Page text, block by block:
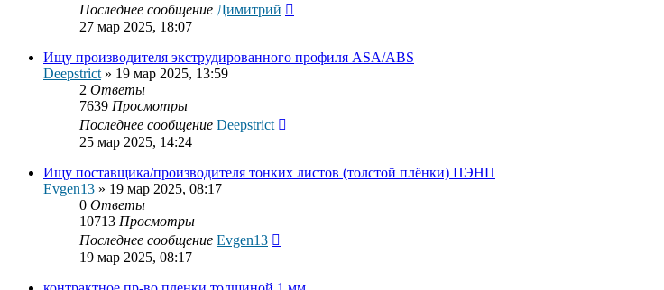
Последнее сообщение Димитрий
27 мар 2025, 18:07
Ищу производителя экструдированного профиля ASA/ABS
Deepstrict» 19 мар 2025, 13:59
2 Ответы
7639 Просмотры
Последнее сообщение Deepstrict
25 мар 2025, 14:24
Ищу поставщика/производителя тонких листов (толстой плёнки) ПЭНП
Evgen13 » 19 мар 2025, 08:17
0 Ответы
10713 Просмотры
Последнее сообщение Evgen13
19 мар 2025, 08:17